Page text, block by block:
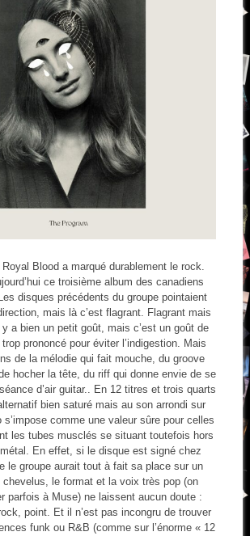
Royal Blood a marqué durablement le rock.
ce troisième album des canadiens
disques précédents du groupe pointaient
mais là c’est flagrant. Flagrant mais
a bien un petit goût, mais c’est un goût de
prononcé pour éviter l’indigestion. Mais
de la mélodie qui fait mouche, du groove
hocher la tête, du riff qui donne envie de se
d’air guitar.. En 12 titres et trois quarts
bien saturé mais au son arrondi sur
s’impose comme une valeur sûre pour celles
les tubes musclés se situant toutefois hors
En effet, si le disque est signé chez
le groupe aurait tout à fait sa place sur un
le format et la voix très pop (on
parfois à Muse) ne laissent aucun doute :
point. Et il n’est pas incongru de trouver
funk ou R&B (comme sur l’énorme « 12